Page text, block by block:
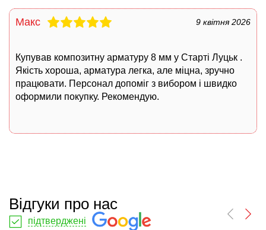
Макс 9 квітня 2026
Купував композитну арматуру 8 мм у Старті Луцьк .
Якість хороша, арматура легка, але міцна, зручно
працювати. Персонал допоміг з вибором і швидко
оформили покупку. Рекомендую.
Відгуки про нас
підтверджені